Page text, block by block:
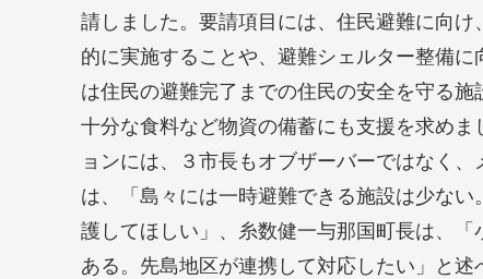
請しました。要請項目には、住民避難に向
的に実施することや、避難シェルター整備
は住民の避難完了までの住民の安全を守る施
十分な食料など物資の備蓄にも支援を求め
ョンには、３市長もオブザーバーではなく
は、「島々には一時避難できる施設は少な
護してほしい」、糸数健一与那国町長は、
ある。先島地区が連携して対応したい」と述